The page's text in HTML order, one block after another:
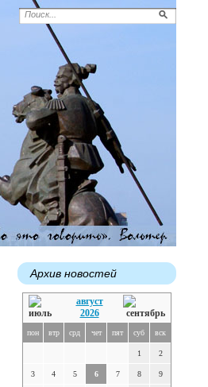
Архив новостей
август
2026
пон втр срд чет пят суб вск
1 2
3 4 5 6 7 8 9